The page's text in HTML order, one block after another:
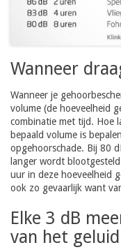
Wanneer
Wanneer je
volume (de hoeveelheid
combinatie met tijd. Hoe
bepaald volume is
opgehoorschade. Bij 80
langer wordt
uur in deze hoeveelheid
ook zo gevaarlijk want
Elke 3 dB
van het geluid